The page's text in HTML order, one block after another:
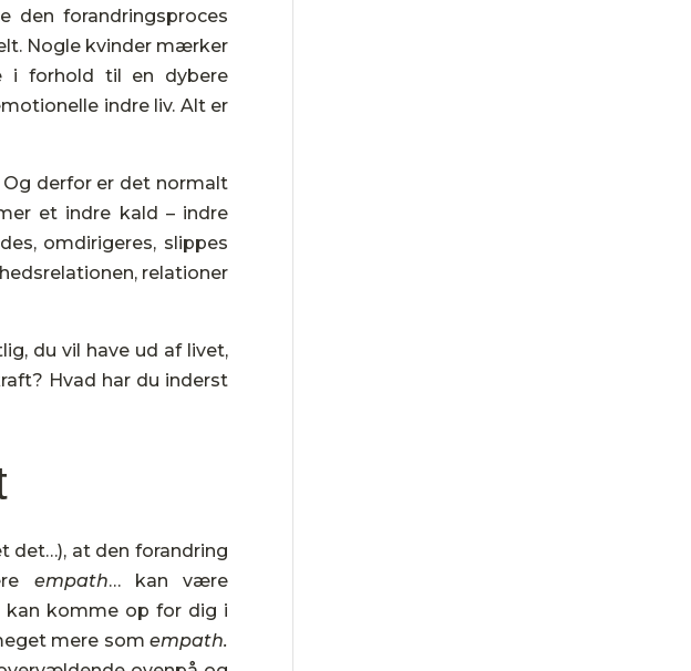
forandringsproces
Nogle kvinder mærker
i forhold til en dybere
indre liv. Alt er
Og derfor er det normalt
et indre kald – indre
omdirigeres, slippes
relationer
du vil have ud af livet,
Hvad har du inderst
det…), at den forandring
empath… kan være
kan komme op for dig i
mere somempath.